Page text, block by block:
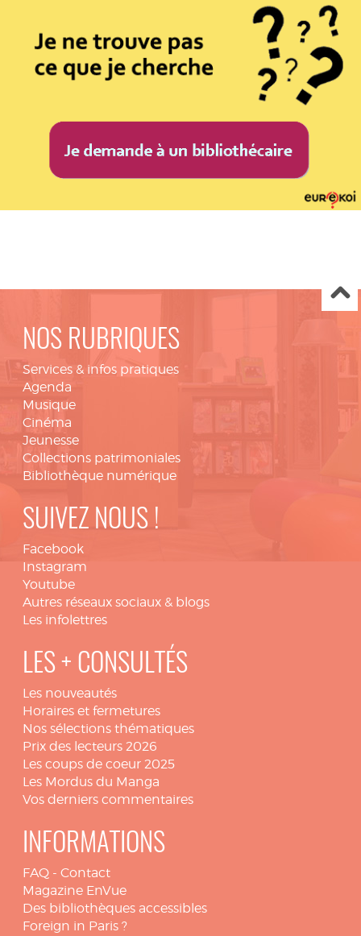
NOS RUBRIQUES
Services & infos pratiques
Agenda
Musique
Cinéma
Jeunesse
Collections patrimoniales
Bibliothèque numérique
SUIVEZ NOUS !
Facebook
Instagram
Youtube
Autres réseaux sociaux & blogs
Les infolettres
LES + CONSULTÉS
Les nouveautés
Horaires et fermetures
Nos sélections thématiques
Prix des lecteurs 2026
Les coups de coeur 2025
Les Mordus du Manga
Vos derniers commentaires
INFORMATIONS
FAQ - Contact
Magazine EnVue
Des bibliothèques accessibles
Foreign in Paris ?